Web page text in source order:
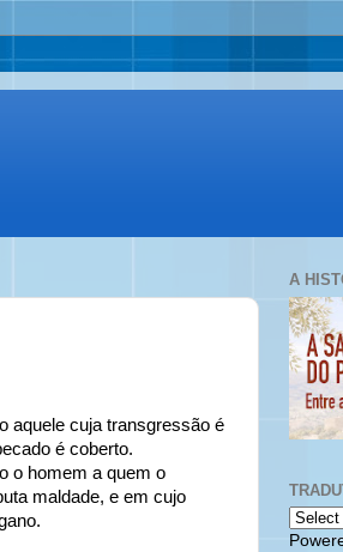
aquele cuja transgressão é
é coberto.
o homem a quem o
maldade, e em cujo
A